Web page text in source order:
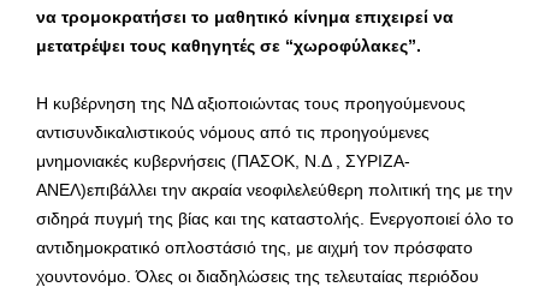
να τρομοκρατήσει το μαθητικό κίνημα επιχειρεί να
μετατρέψει τους καθηγητές σε “χωροφύλακες”.
Η κυβέρνηση της ΝΔ αξιοποιώντας τους προηγούμενους
αντισυνδικαλιστικούς νόμους από τις προηγούμενες
μνημονιακές κυβερνήσεις (ΠΑΣΟΚ, Ν.Δ , ΣΥΡΙΖΑ-
ΑΝΕΛ)επιβάλλει την ακραία νεοφιλελεύθερη πολιτική της με την
σιδηρά πυγμή της βίας και της καταστολής. Ενεργοποιεί όλο το
αντιδημοκρατικό οπλοστάσιό της, με αιχμή τον πρόσφατο
χουντονόμο. Όλες οι διαδηλώσεις της τελευταίας περιόδου